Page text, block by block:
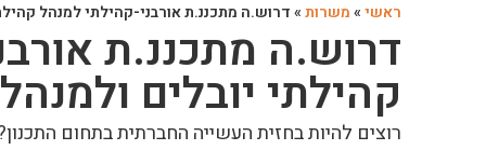
ראשי»משרות»דרוש.ה מתכננ.ת אורבני-קהילתי למנהל
דרוש.ה מתכננ.ת
קהילתי יובלים
רוצים להיות בחזית העשייה החברתית בתחום